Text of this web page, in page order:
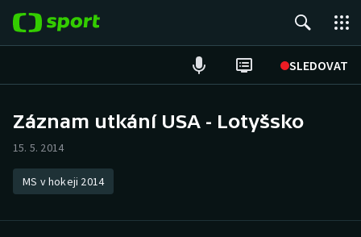
SLEDOVAT
Hokej
Tenis
Atletika
Záznam utkání USA - Lotyšsko
15. 5. 2014
MS v hokeji 2014